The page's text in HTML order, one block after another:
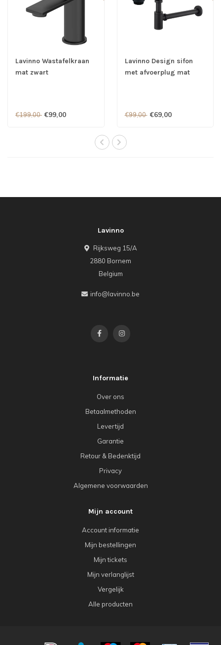
Lavinno Wastafelkraan
mat zwart
€199,00 €99,00
Lavinno Design sifon
met afvoerplug mat
€99,00 €69,00
Lavinno
Rijksweg 15/A
2880 Bornem
Belgium
info@lavinno.be
Informatie
Over ons
Betaalmethoden
Levertijd
Garantie
Retour & Bedenktijd
Privacy
Algemene voorwaarden
Mijn account
Account informatie
Mijn bestellingen
Mijn tickets
Mijn verlanglijst
Vergelijk
Alle producten